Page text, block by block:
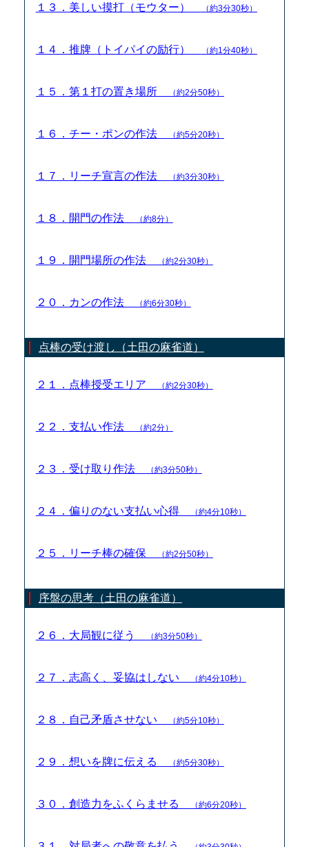
１３．美しい摸打（モウター） （約3分30秒）
１４．推牌（トイパイの励行） （約1分40秒）
１５．第１打の置き場所 （約2分50秒）
１６．チー・ポンの作法 （約5分20秒）
１７．リーチ宣言の作法 （約3分30秒）
１８．開門の作法 （約8分）
１９．開門場所の作法 （約2分30秒）
２０．カンの作法 （約6分30秒）
点棒の受け渡し（土田の麻雀道）
２１．点棒授受エリア （約2分30秒）
２２．支払い作法 （約2分）
２３．受け取り作法 （約3分50秒）
２４．偏りのない支払い心得 （約4分10秒）
２５．リーチ棒の確保 （約2分50秒）
序盤の思考（土田の麻雀道）
２６．大局観に従う （約3分50秒）
２７．志高く、妥協はしない （約4分10秒）
２８．自己矛盾させない （約5分10秒）
２９．想いを牌に伝える （約5分30秒）
３０．創造力をふくらませる （約6分20秒）